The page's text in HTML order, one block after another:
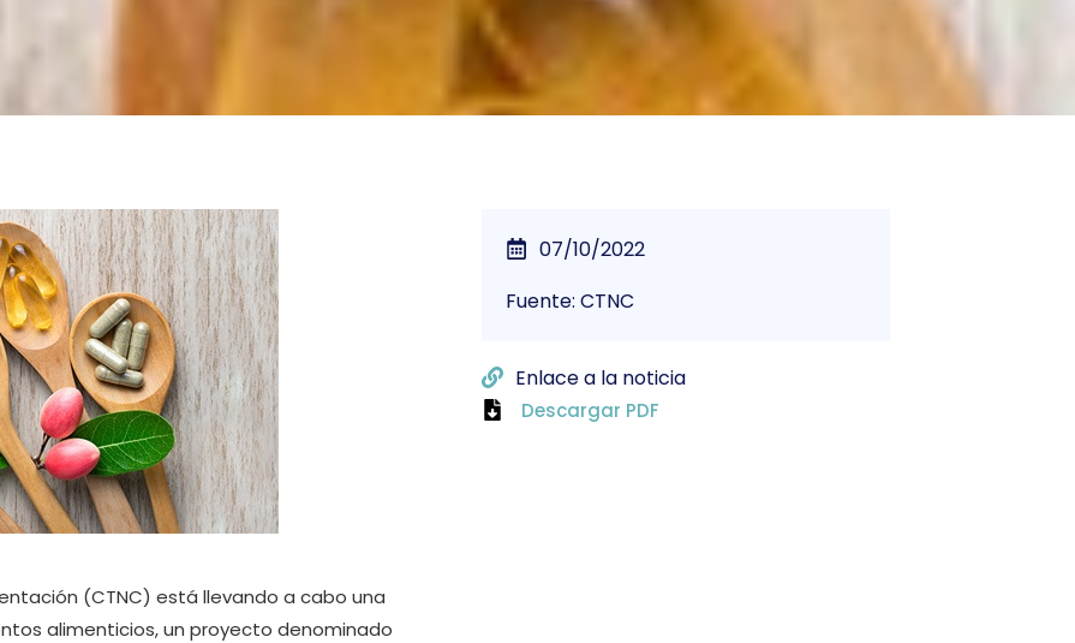
(CTNC) está llevando a cabo una
alimenticios, un proyecto denominado
07/10/2022
Fuente: CTNC
Enlace a la noticia
Descargar PDF